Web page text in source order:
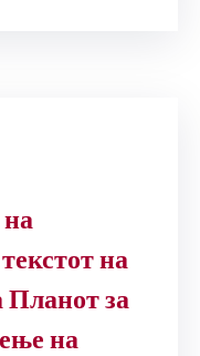
на
за
на